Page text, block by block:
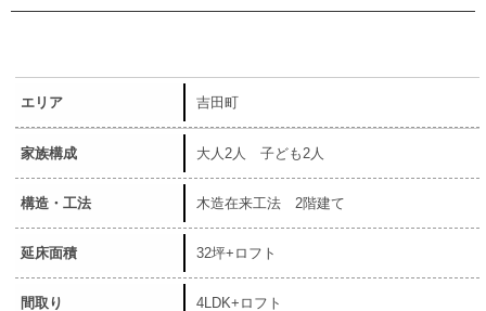
エリア 吉田町
家族構成 大人2人 子ども2人
構造・工法 木造在来工法 2階建て
延床面積 32坪+ロフト
間取り 4LDK+ロフト